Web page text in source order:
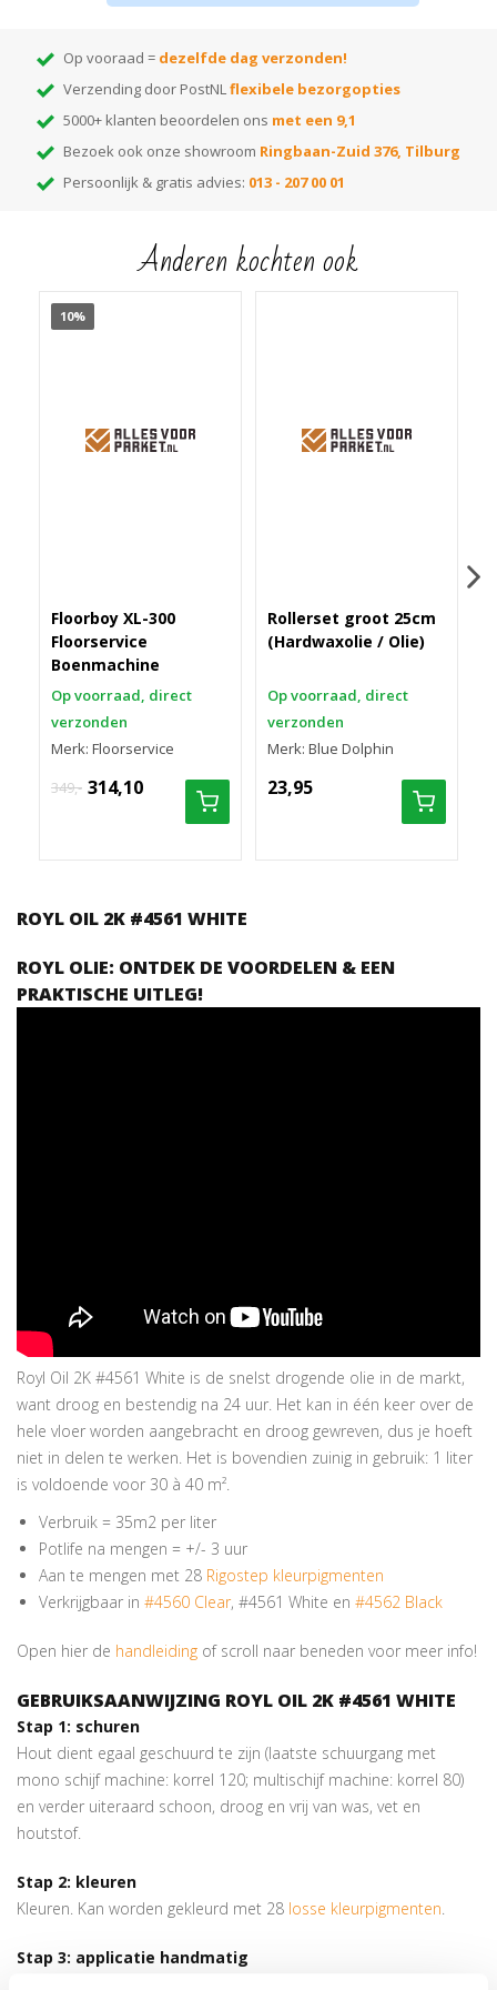
Op vooraad = dezelfde dag verzonden!
Verzending door PostNLflexibele bezorgopties
5000+ klanten beoordelen ons met een 9,1
Bezoek ook onze showroom Ringbaan-Zuid 376, Tilburg
Persoonlijk & gratis advies: 013 - 207 00 01
Anderen kochten ook
10%
Floorboy XL-300
Floorservice
Boenmachine
Op voorraad, direct
verzonden
Merk: Floorservice
349,- 314,10
Rollerset groot 25cm
(Hardwaxolie / Olie)
Op voorraad, direct
verzonden
Merk: Blue Dolphin
23,95
ROYL OIL 2K #4561 WHITE
ROYL OLIE: ONTDEK DE VOORDELEN & EEN
PRAKTISCHE UITLEG!
Royl Oil 2K #4561 White is de snelst drogende olie in de markt,
want droog en bestendig na 24 uur. Het kan in één keer over de
hele vloer worden aangebracht en droog gewreven, dus je hoeft
niet in delen te werken. Het is bovendien zuinig in gebruik: 1 liter
is voldoende voor 30 à 40 m².
Verbruik = 35m2 per liter
Potlife na mengen = +/- 3 uur
Aan te mengen met 28 Rigostep kleurpigmenten
Verkrijgbaar in #4560 Clear, #4561 White en #4562 Black
Open hier de handleiding of scroll naar beneden voor meer info!
GEBRUIKSAANWIJZING ROYL OIL 2K #4561 WHITE
Stap 1: schuren
Hout dient egaal geschuurd te zijn (laatste schuurgang met
mono schijf machine: korrel 120; multischijf machine: korrel 80)
en verder uiteraard schoon, droog en vrij van was, vet en
houtstof.
Stap 2: kleuren
Kleuren. Kan worden gekleurd met 28 losse kleurpigmenten.
Stap 3: applicatie handmatig